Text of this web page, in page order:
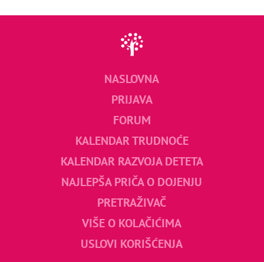
NASLOVNA
PRIJAVA
FORUM
KALENDAR TRUDNOĆE
KALENDAR RAZVOJA DETETA
NAJLEPŠA PRIČA O DOJENJU
PRETRAŽIVAČ
VIŠE O KOLAČIĆIMA
USLOVI KORIŠĆENJA